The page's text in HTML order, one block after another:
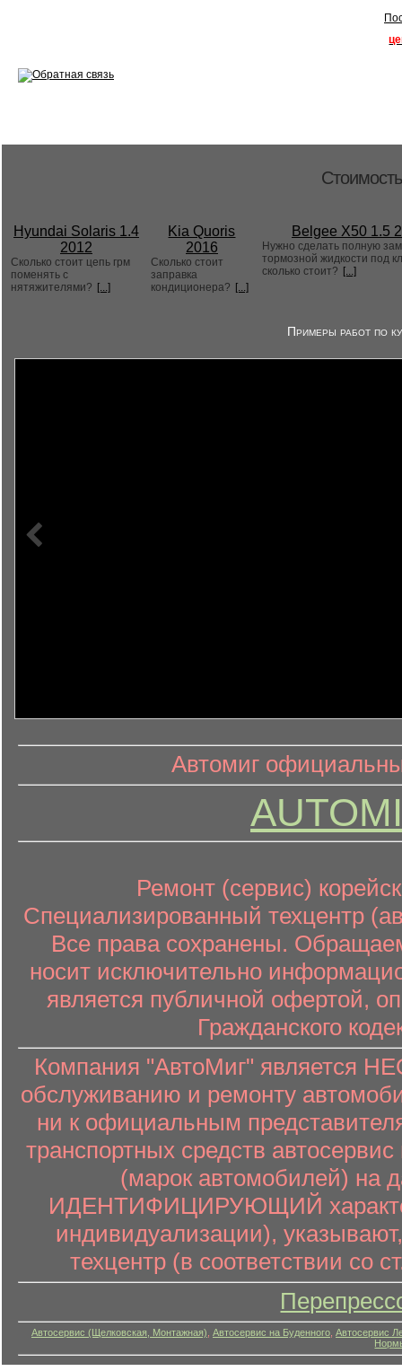
Hyundai Solaris 1.4
2012
Сколько стоит цепь грм
поменять с
нятяжителями? [...]
Kia Quoris
2016
Сколько стоит
заправка
кондиционера? [...]
Belgee X50 1.5
Нужно сделать полную
тормозной жидкости под
сколько стоит? [...]
Примеры работ по
информационный контент
Автомиг
Ремонт (сервис)
Специализированный техцентр
Все права сохранены.
носит исключительно
является публичной офертой,
Гражданского
Компания "АвтоМиг" является
обслуживанию и ремонту
ни к официальным
транспортных средств
(марок автомобилей) на
ИДЕНТИФИЦИРУЮЩИЙ характер
индивидуализации),
техцентр (в соответствии со
Автосервис (Щелковская, Монтажная) Автосервис на Буденного Автосервис